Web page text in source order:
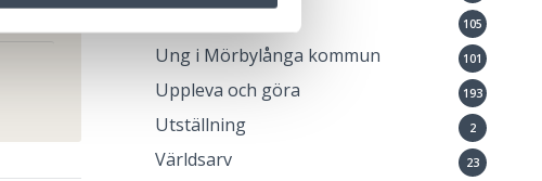
105
Ung i Mörbylånga kommun 101
Uppleva och göra 193
Utställning 2
Världsarv 23